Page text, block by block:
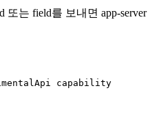
또는 field를 보내면 app-server